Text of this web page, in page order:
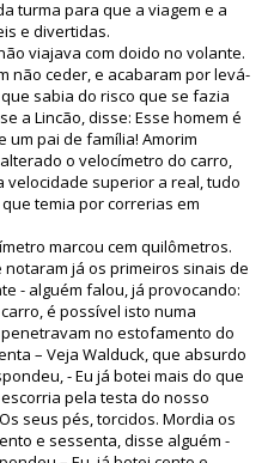
turma para que a viagem e a
e divertidas.
viajava com doido no volante.
não ceder, e acabaram por levá-
sabia do risco que se fazia
a Lincão, disse: Esse homem é
um pai de família! Amorim
o velocímetro do carro,
superior a real, tudo
temia por correrias em
marcou cem quilômetros.
já os primeiros sinais de
- alguém falou, já provocando:
é possível isto numa
no estofamento do
– Veja Walduck, que absurdo
- Eu já botei mais do que
pela testa do nosso
seus pés, torcidos. Mordia os
e sessenta, disse alguém -